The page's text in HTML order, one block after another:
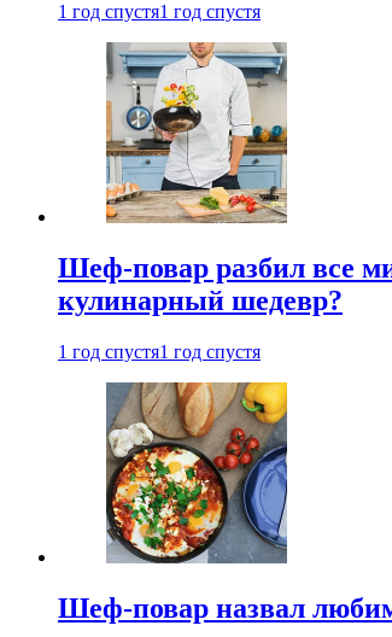
1 год спустя1 год спустя
Шеф-повар разбил все
кулинарный шедевр?
1 год спустя1 год спустя
Шеф-повар назвал